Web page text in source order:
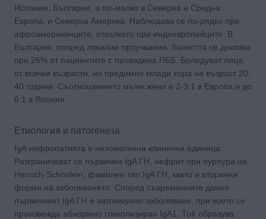
Испания, България, а по-малко в Северна и Средна
Европа, и Северна Америка. Наблюдава се по-рядко при
афроамериканците, отколкото при индоевропейците. В
България, според локални проучвания, болестта се доказва
при 26% от пациентите с проведена ПББ. Боледуват лица
от всички възрасти, но предимно млади хора на възраст 20-
40 години. Съотношението мъже:жени е 2-3:1 в Европа и до
6:1 в Япония.
Етиология и патогенеза
IgA нефропатията е нехомогенна клинична единица.
Разграничават се първичен IgA ГН, нефрит при пурпура на
Henoch-Schonlein, фамилен тип IgA ГН, както и вторични
форми на заболяването. Според съвременните данни
първичният IgA ГН е автоимунно заболяване, при което се
произвежда абнормно гликолизиран IgA1. Той образува